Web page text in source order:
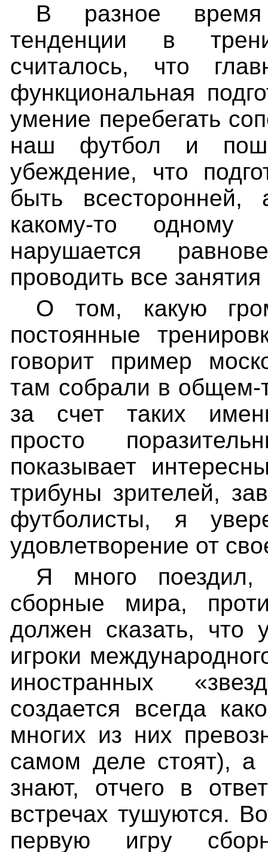
В разное время
тенденции в
считалось, что
функциональная
умение перебегать
наш футбол и
убеждение, что
быть всесторонней,
какому-то
нарушается
проводить все
О том, какую
постоянные
говорит пример
там собрали в общем-
за счет таких
просто
показывает
трибуны зрителей,
футболисты, я
удовлетворение от
Я много
сборные мира,
должен сказать, что
игроки
иностранных
создается всегда
многих из них
самом деле стоят), а
знают, отчего в
встречах тушуются.
первую игру